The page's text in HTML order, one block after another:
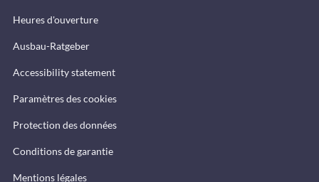
Heures d'ouverture
Ausbau-Ratgeber
Accessibility statement
Paramètres des cookies
Protection des données
Conditions de garantie
Mentions légales